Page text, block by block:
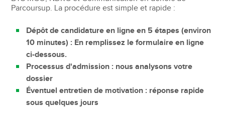
Parcoursup. La procédure est simple et rapide :
Dépôt de candidature en ligne en 5 étapes (environ
10 minutes) : En remplissez le formulaire en ligne
ci-dessous.
Processus d'admission : nous analysons votre
dossier
Éventuel entretien de motivation : réponse rapide
sous quelques jours